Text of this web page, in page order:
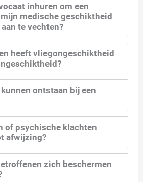
inhuren om een
medische geschiktheid
te vechten?
heeft vliegongeschiktheid
ontstaan bij een
of psychische klachten
afwijzing?
zich beschermen